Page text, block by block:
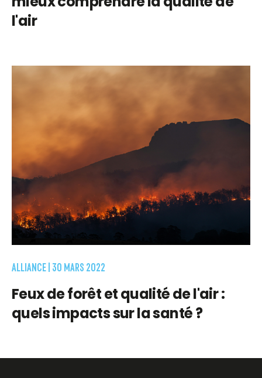
l'air
ALLIANCE | 30 MARS 2022
Feux de forêt et qualité de l'air :
quels impacts sur la santé ?